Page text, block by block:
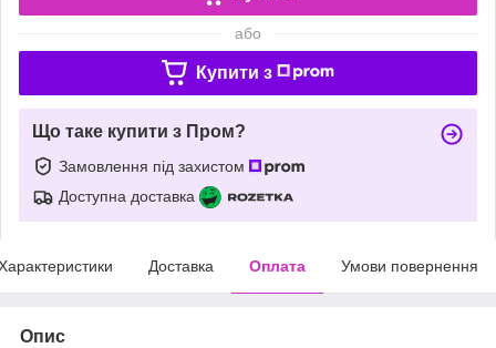
або
Купити з
Що таке купити з Пром?
Замовлення під захистом
Доступна доставка
Доставка Оплата Умови повернення
Опис